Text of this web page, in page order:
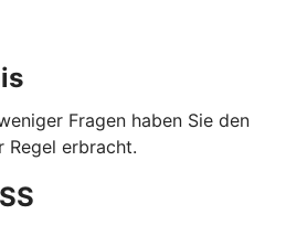
Fragen haben Sie den
Regel erbracht.